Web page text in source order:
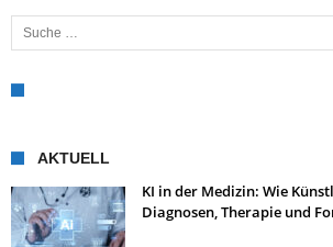
Suche nach:
AKTUELL
KI in der Medizin: Wie
Diagnosen, Therapie und